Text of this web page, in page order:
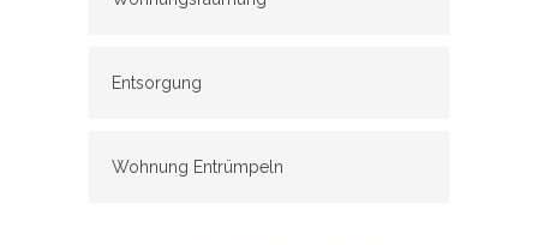
Entsorgung
Wohnung Entrümpeln